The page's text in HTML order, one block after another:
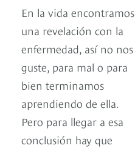
En la vida encontramos
una revelación con la
enfermedad, así no nos
guste, para mal o para
bien terminamos
aprendiendo de ella.
Pero para llegar a esa
conclusión hay que